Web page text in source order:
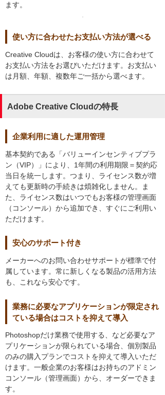
ます。
使い方に合わせたお支払い方法が選べる
Creative Cloudは、お客様の使い方に合わせて
お支払い方法をお選びいただけます。お支払い
は月額、年額、複数年ご一括から選べます。
Adobe Creative Cloudの特長
企業利用に適した運用管理
基本契約である「バリューインセンティブプラ
ン（VIP）」により、1年間の利用期限＝契約応
当日を統一します。つまり、ライセンス数が増
えても更新時の手続きは煩雑化しません。ま
た、ライセンス数はいつでもお客様の管理画面
（コンソール）から追加でき、すぐにご利用い
ただけます。
安心のサポート付き
メーカーへのお問い合わせサポートが標準で付
属しています。常に新しくなる製品の活用方法
も、これなら安心です。
業務に必要なアプリケーションが限定され
ている場合はコストを抑えて導入
Photoshopだけ業務で使用する、など必要なア
プリケーションが限られている場合、個別製品
のみの購入プランでコストを抑えて導入いただ
けます。一般企業のお客様はお持ちのアドミン
コンソール（管理画面）から、オーダーできま
す。